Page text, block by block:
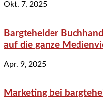
Okt. 7, 2025
Bargteheider
auf die ganze
Apr. 9, 2025
Marketing bei